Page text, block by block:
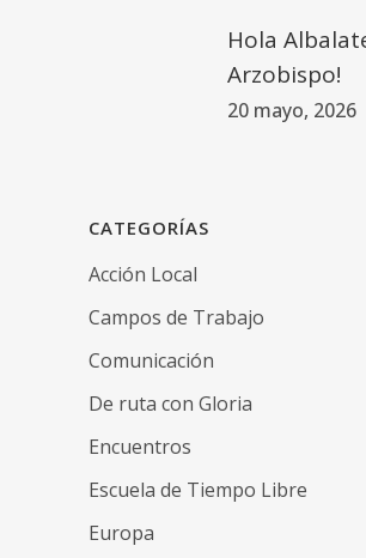
Hola
Arzobispo!
20 mayo, 2026
CATEGORÍAS
Acción Local
Campos de Trabajo
Comunicación
De ruta con Gloria
Encuentros
Escuela de Tiempo Libre
Europa